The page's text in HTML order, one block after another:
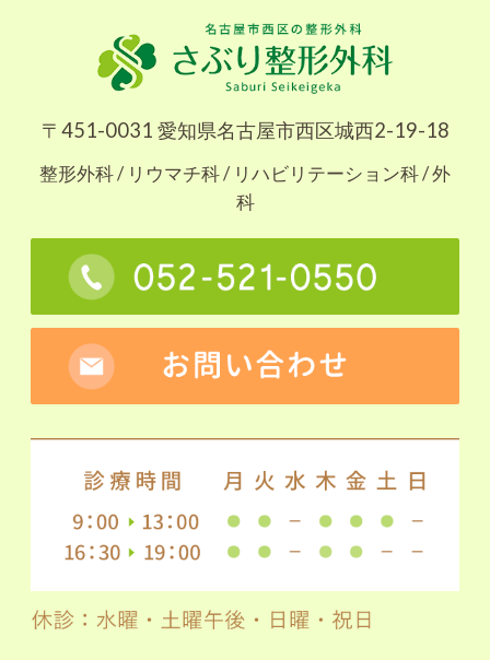
〒451-0031 愛知県名古屋市西区城西2-19-18
整形外科 / リウマチ科 / リハビリテーション科 / 外
科